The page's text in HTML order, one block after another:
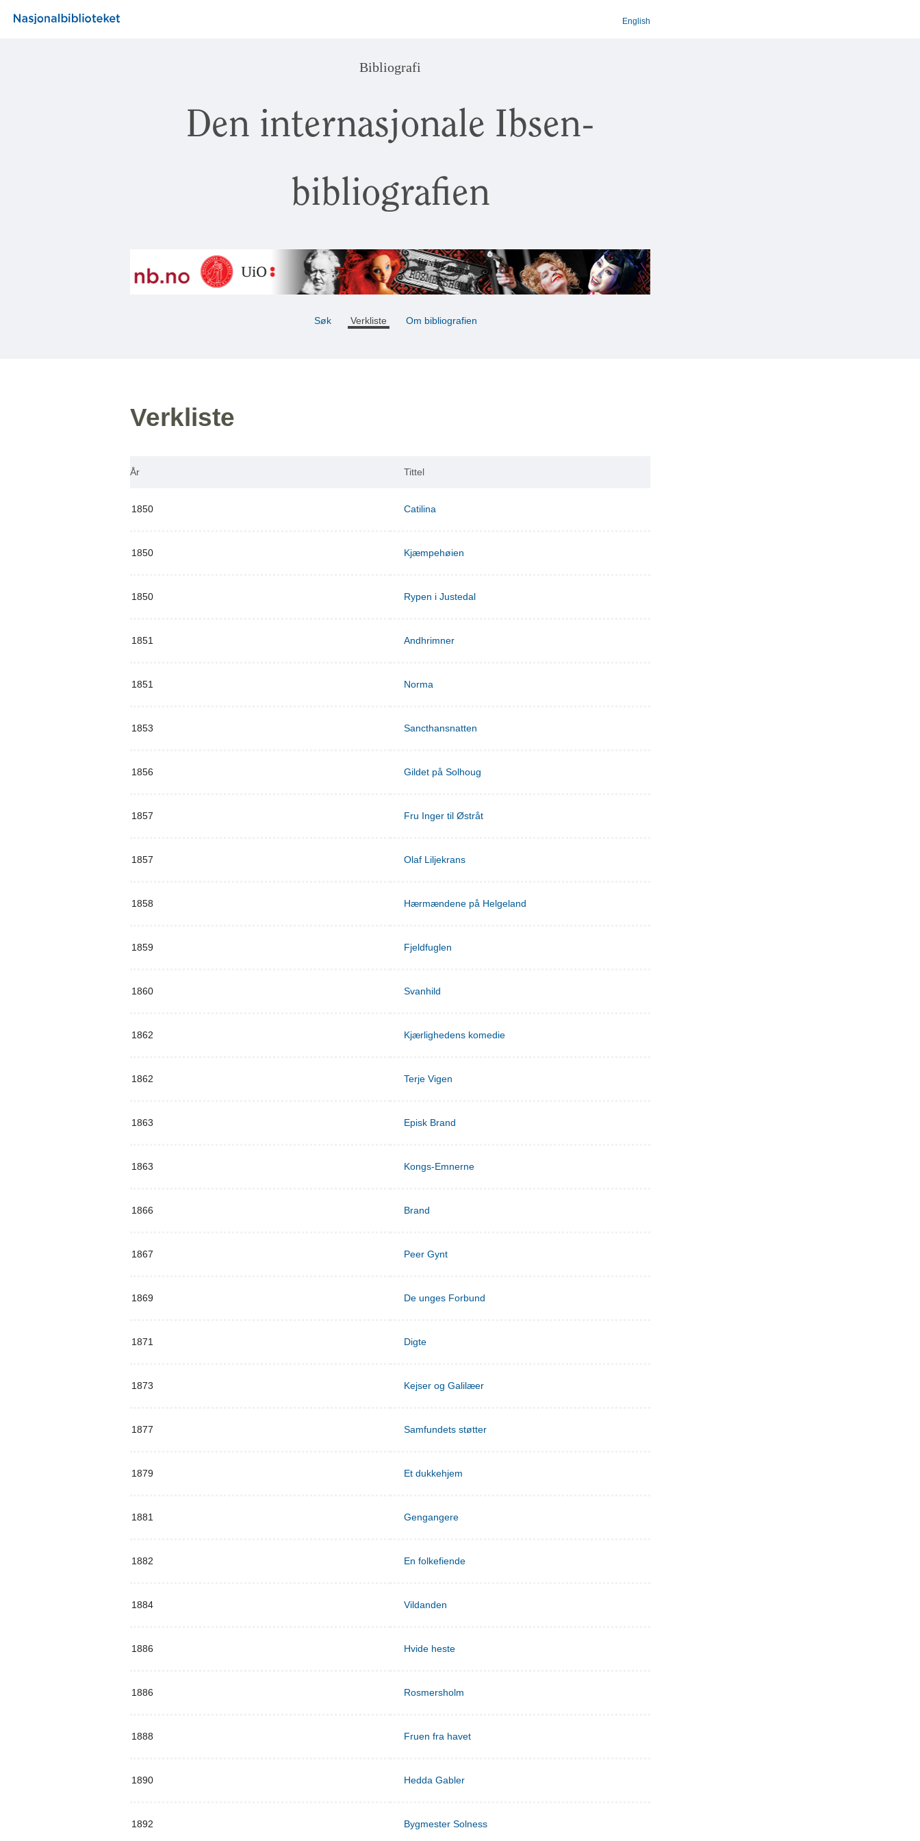
English
Bibliografi
Den internasjonale Ibsen-
bibliografien
Søk Verkliste Om bibliografien
Verkliste
År Tittel
1850 Catilina
1850 Kjæmpehøien
1850 Rypen i Justedal
1851 Andhrimner
1851 Norma
1853 Sancthansnatten
1856 Gildet på Solhoug
1857 Fru Inger til Østråt
1857 Olaf Liljekrans
1858 Hærmændene på Helgeland
1859 Fjeldfuglen
1860 Svanhild
1862 Kjærlighedens komedie
1862 Terje Vigen
1863 Episk Brand
1863 Kongs-Emnerne
1866 Brand
1867 Peer Gynt
1869 De unges Forbund
1871 Digte
1873 Kejser og Galilæer
1877 Samfundets støtter
1879 Et dukkehjem
1881 Gengangere
1882 En folkefiende
1884 Vildanden
1886 Hvide heste
1886 Rosmersholm
1888 Fruen fra havet
1890 Hedda Gabler
1892 Bygmester Solness